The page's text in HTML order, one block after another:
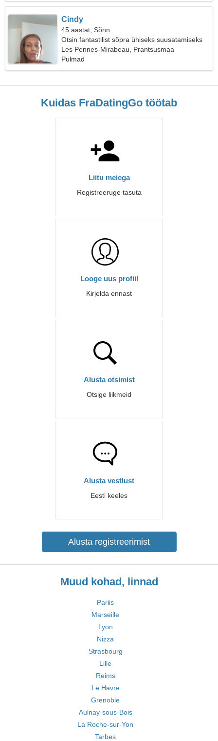
Cindy
45 aastat, Sõnn
Otsin fantastilist sõpra ühiseks suusatamiseks
Les Pennes-Mirabeau, Prantsusmaa
Pulmad
Kuidas FraDatingGo töötab
Liitu meiega
Registreeruge tasuta
Looge uus profiil
Kirjelda ennast
Alusta otsimist
Otsige liikmeid
Alusta vestlust
Eesti keeles
Alusta registreerimist
Muud kohad, linnad
Pariis
Marseille
Lyon
Nizza
Strasbourg
Lille
Reims
Le Havre
Grenoble
Aulnay-sous-Bois
La Roche-sur-Yon
Tarbes